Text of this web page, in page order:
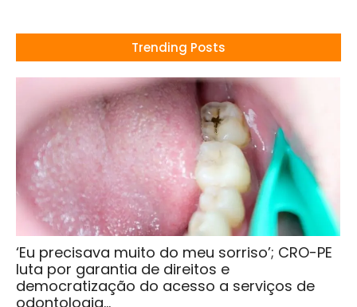
Trending Posts
‘Eu precisava muito do meu sorriso’; CRO-PE
luta por garantia de direitos e
democratização do acesso a serviços de
odontologia…